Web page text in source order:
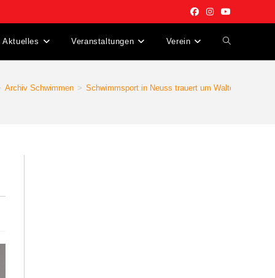
Aktuelles Veranstaltungen Verein Website-
Archiv Schwimmen > Schwimmsport in Neuss trauert um Walter Manteufel